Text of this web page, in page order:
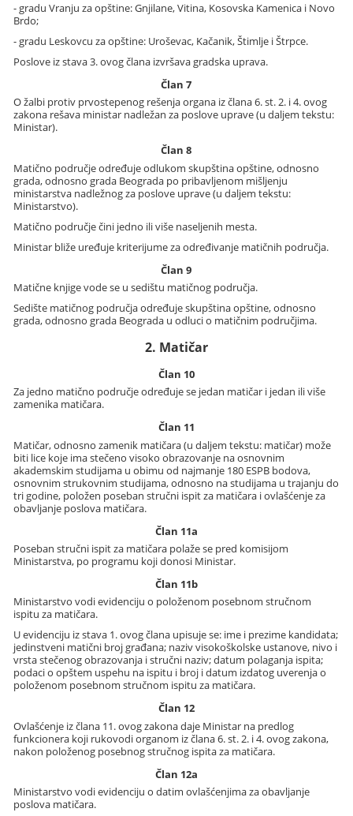
- gradu Vranju za opštine: Gnjilane, Vitina, Kosovska Kamenica i Novo
Brdo;
- gradu Leskovcu za opštine: Uroševac, Kačanik, Štimlje i Štrpce.
Poslove iz stava 3. ovog člana izvršava gradska uprava.
Član 7
O žalbi protiv prvostepenog rešenja organa iz člana 6. st. 2. i 4. ovog
zakona rešava ministar nadležan za poslove uprave (u daljem tekstu:
Ministar).
Član 8
Matično područje određuje odlukom skupština opštine, odnosno
grada, odnosno grada Beograda po pribavljenom mišljenju
ministarstva nadležnog za poslove uprave (u daljem tekstu:
Ministarstvo).
Matično područje čini jedno ili više naseljenih mesta.
Ministar bliže uređuje kriterijume za određivanje matičnih područja.
Član 9
Matične knjige vode se u sedištu matičnog područja.
Sedište matičnog područja određuje skupština opštine, odnosno
grada, odnosno grada Beograda u odluci o matičnim područjima.
2. Matičar
Član 10
Za jedno matično područje određuje se jedan matičar i jedan ili više
zamenika matičara.
Član 11
Matičar, odnosno zamenik matičara (u daljem tekstu: matičar) može
biti lice koje ima stečeno visoko obrazovanje na osnovnim
akademskim studijama u obimu od najmanje 180 ESPB bodova,
osnovnim strukovnim studijama, odnosno na studijama u trajanju do
tri godine, položen poseban stručni ispit za matičara i ovlašćenje za
obavljanje poslova matičara.
Član 11a
Poseban stručni ispit za matičara polaže se pred komisijom
Ministarstva, po programu koji donosi Ministar.
Član 11b
Ministarstvo vodi evidenciju o položenom posebnom stručnom
ispitu za matičara.
U evidenciju iz stava 1. ovog člana upisuje se: ime i prezime kandidata;
jedinstveni matični broj građana; naziv visokoškolske ustanove, nivo i
vrsta stečenog obrazovanja i stručni naziv; datum polaganja ispita;
podaci o opštem uspehu na ispitu i broj i datum izdatog uverenja o
položenom posebnom stručnom ispitu za matičara.
Član 12
Ovlašćenje iz člana 11. ovog zakona daje Ministar na predlog
funkcionera koji rukovodi organom iz člana 6. st. 2. i 4. ovog zakona,
nakon položenog posebnog stručnog ispita za matičara.
Član 12a
Ministarstvo vodi evidenciju o datim ovlašćenjima za obavljanje
poslova matičara.